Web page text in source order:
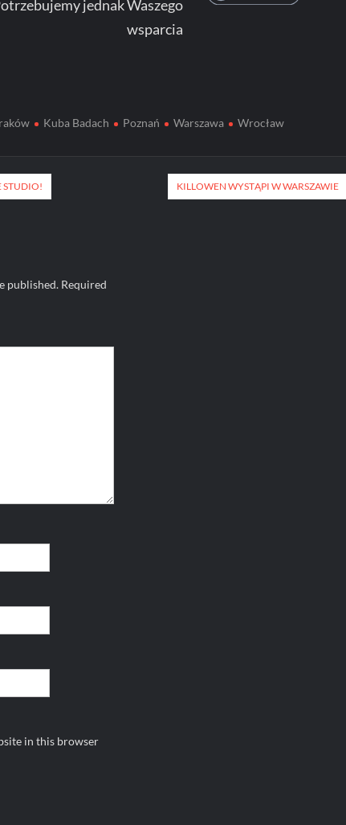
jednak Waszego
wsparcia
Kuba Badach Poznań Warszawa Wrocław
STUDIO! KILLOWEN WYSTĄPI W WARSZAWIE
published. Required
in this browser